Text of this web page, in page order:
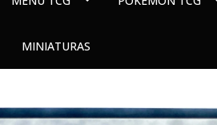
MINIATURAS